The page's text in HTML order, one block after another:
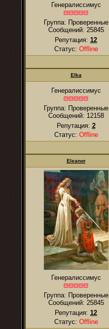
Генералиссимус
Группа: Проверенные
Сообщений: 25845
Репутация: 12
Статус: Offline
Elka
Генералиссимус
Группа: Проверенные
Сообщений: 12158
Репутация: 2
Статус: Offline
Eleanor
Генералиссимус
Группа: Проверенные
Сообщений: 25845
Репутация: 12
Статус: Offline